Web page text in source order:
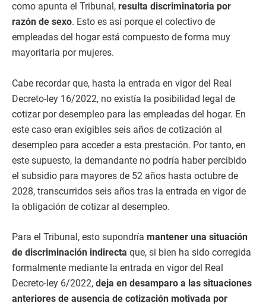
como apunta el Tribunal, resulta discriminatoria por
razón de sexo. Esto es así porque el colectivo de
empleadas del hogar está compuesto de forma muy
mayoritaria por mujeres.
Cabe recordar que, hasta la entrada en vigor del Real
Decreto-ley 16/2022, no existía la posibilidad legal de
cotizar por desempleo para las empleadas del hogar. En
este caso eran exigibles seis años de cotización al
desempleo para acceder a esta prestación. Por tanto, en
este supuesto, la demandante no podría haber percibido
el subsidio para mayores de 52 años hasta octubre de
2028, transcurridos seis años tras la entrada en vigor de
la obligación de cotizar al desempleo.
Para el Tribunal, esto supondría mantener una situación
de discriminación indirecta que, si bien ha sido corregida
formalmente mediante la entrada en vigor del Real
Decreto-ley 6/2022, deja en desamparo a las situaciones
anteriores de ausencia de cotización motivada por